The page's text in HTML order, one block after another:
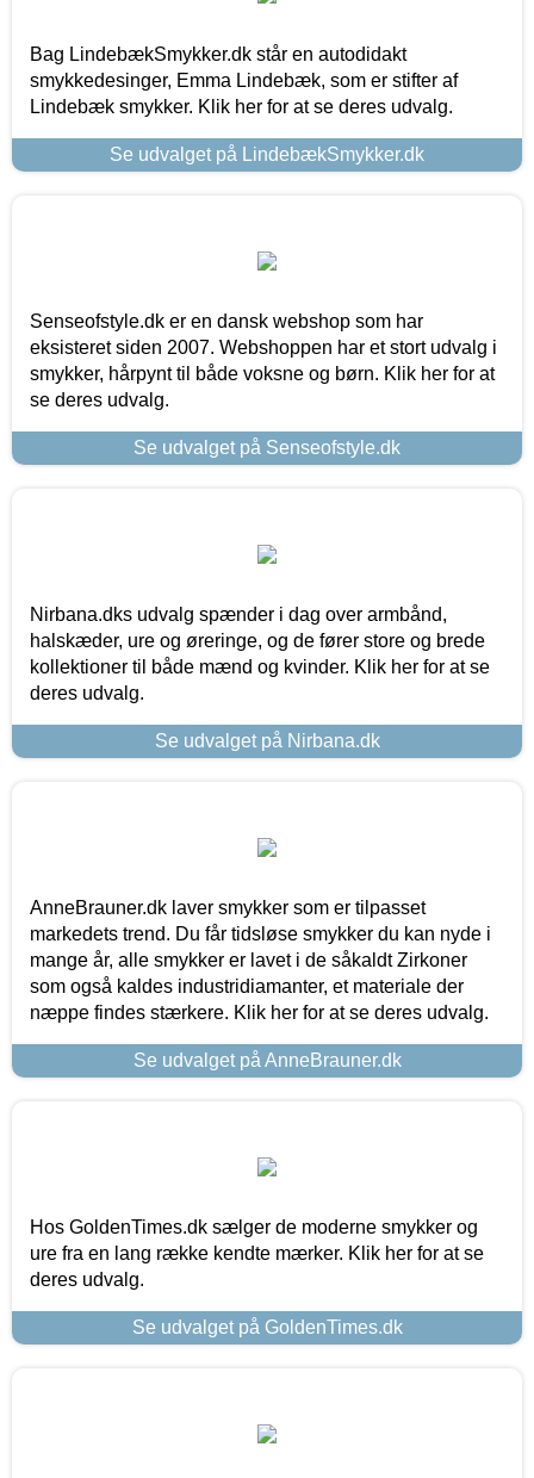
Bag LindebækSmykker.dk står en autodidakt
smykkedesinger, Emma Lindebæk, som er stifter af
Lindebæk smykker. Klik her for at se deres udvalg.
Se udvalget på LindebækSmykker.dk
Senseofstyle.dk er en dansk webshop som har
eksisteret siden 2007. Webshoppen har et stort udvalg i
smykker, hårpynt til både voksne og børn. Klik her for at
se deres udvalg.
Se udvalget på Senseofstyle.dk
Nirbana.dks udvalg spænder i dag over armbånd,
halskæder, ure og øreringe, og de fører store og brede
kollektioner til både mænd og kvinder. Klik her for at se
deres udvalg.
Se udvalget på Nirbana.dk
AnneBrauner.dk laver smykker som er tilpasset
markedets trend. Du får tidsløse smykker du kan nyde i
mange år, alle smykker er lavet i de såkaldt Zirkoner
som også kaldes industridiamanter, et materiale der
næppe findes stærkere. Klik her for at se deres udvalg.
Se udvalget på AnneBrauner.dk
Hos GoldenTimes.dk sælger de moderne smykker og
ure fra en lang række kendte mærker. Klik her for at se
deres udvalg.
Se udvalget på GoldenTimes.dk